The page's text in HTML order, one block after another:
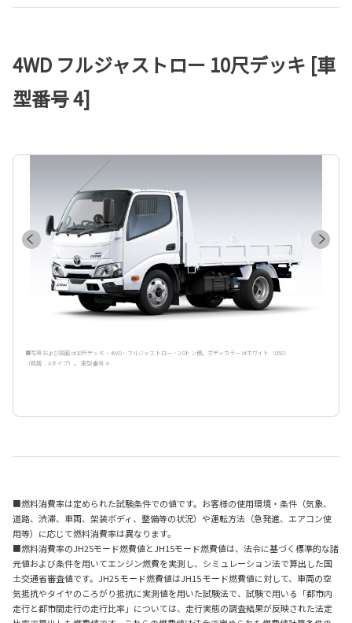
4WD フルジャストロー 10尺デッキ [車
型番号 4]
■写真および図面は10尺デッキ・4WD・フルジャストロー・2.0トン積。ボディカラーはホワイト〈058〉
（鳥居：Aタイプ）。 車型番号 4
■燃料消費率は定められた試験条件での値です。お客様の使用環境・条件（気象、
道路、渋滞、車両、架装ボディ、整備等の状況）や運転方法（急発進、エアコン使
用等）に応じて燃料消費率は異なります。
■燃料消費率のJH25モード燃費値とJH15モード燃費値は、法令に基づく標準的な諸
元値および条件を用いてエンジン燃費を実測し、シミュレーション法で算出した国
土交通省審査値です。JH25 モード燃費値はJH15 モード燃費値に対して、車両の空
気抵抗やタイヤのころがり抵抗に実測値を用いた試験法で、試験で用いる「都市内
走行と都市間走行の走行比率」については、走行実態の調査結果が反映された法定